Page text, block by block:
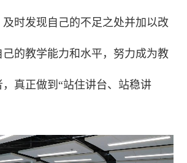
时发现自己的不足之处并加以改
的教学能力和水平，努力成为教
真正做到“站住讲台、站稳讲